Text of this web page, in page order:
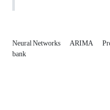
Neural Networks ARIMA
bank